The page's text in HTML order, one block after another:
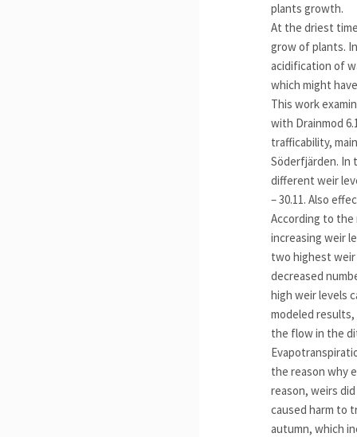
plants growth.
At the driest
grow of plants.
acidification of
which might
This work
with Drainmod
trafficability,
Söderfjärden. In
different weir
– 30.11. Also
According to
increasing weir
two highest weir
decreased
high weir levels
modeled
the flow in the
the reason why
reason, weirs
caused harm to
autumn, which